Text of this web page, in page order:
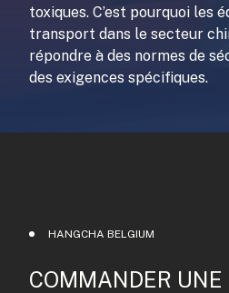
toxiques. C’est pourquoi les
transport dans le secteur
répondre à des normes de
des exigences spécifiques.
HANGCHA BELGIUM
COMMANDER